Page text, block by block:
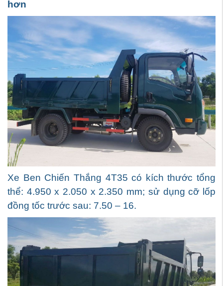
hơn
Xe Ben Chiến Thắng 4T35 có kích thước tổng
thể: 4.950 x 2.050 x 2.350 mm; sử dụng cỡ lốp
đồng tốc trước sau: 7.50 – 16.